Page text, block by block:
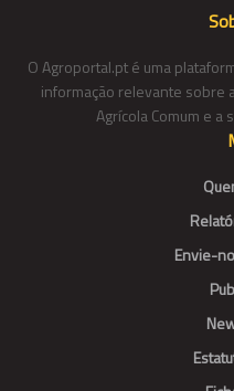
O Agroportal.pt é uma
informação relevante sobre
Agrícola Comum e a
Envie-